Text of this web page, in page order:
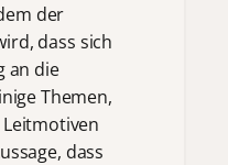
der
dass sich
an die
Themen,
dass